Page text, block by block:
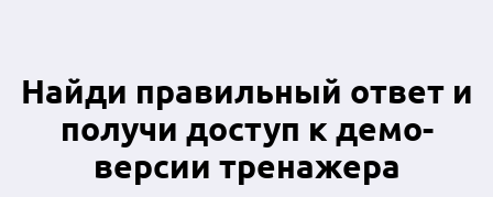
Найди правильный ответ и
получи доступ к демо-
версии тренажера